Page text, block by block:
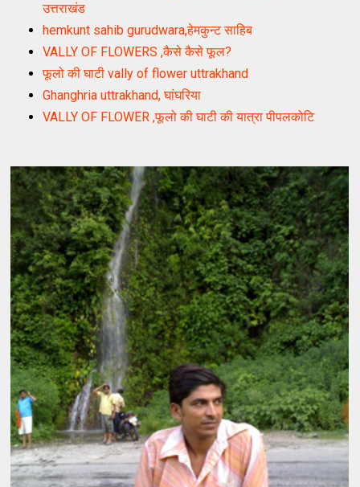
उत्तराखंड
hemkunt sahib gurudwara,हेमकुन्ट साहिब
VALLY OF FLOWERS ,कैसे कैसे फूल?
फूलो की घाटी vally of flower uttrakhand
Ghanghria uttrakhand, घांघरिया
VALLY OF FLOWER ,फूलो की घाटी की यात्रा पीपलकोटि